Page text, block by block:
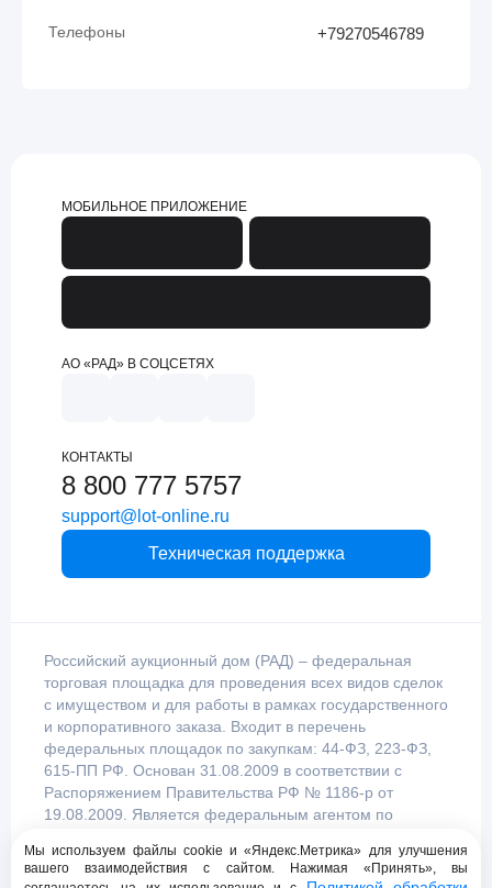
Телефоны +79270546789
МОБИЛЬНОЕ ПРИЛОЖЕНИЕ
АО «РАД» В СОЦСЕТЯХ
КОНТАКТЫ
8 800 777 5757
support@lot-online.ru
Техническая поддержка
Российский аукционный дом (РАД) – федеральная
торговая площадка для проведения всех видов сделок
с имуществом и для работы в рамках государственного
и корпоративного заказа. Входит в перечень
федеральных площадок по закупкам: 44-ФЗ, 223-ФЗ,
615-ПП РФ. Основан 31.08.2009 в соответствии с
Распоряжением Правительства РФ № 1186-р от
19.08.2009. Является федеральным агентом по
Правительством Российской Федерации.
Мы используем файлы cookie и «Яндекс.Метрика» для улучшения
вашего взаимодействия с сайтом. Нажимая «Принять», вы